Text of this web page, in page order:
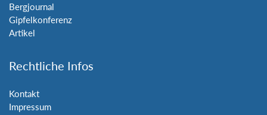
Bergjournal
Gipfelkonferenz
Artikel
Rechtliche Infos
Kontakt
Impressum